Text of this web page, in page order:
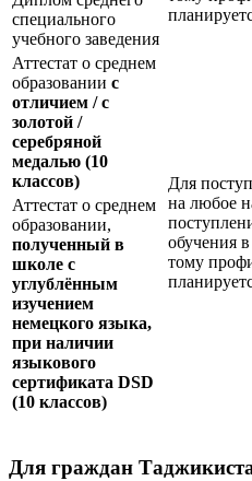
специального
учебного заведения
Аттестат о среднем
образовании с
отличием / с
золотой /
серебряной
медалью (10
классов)
Для
на любое
обучения
тому
Аттестат о среднем
образовании,
полученный в
школе с
углублённым
изучением
немецкого языка,
при наличии
языкового
сертификата DSD
(10 классов)
Для граждан